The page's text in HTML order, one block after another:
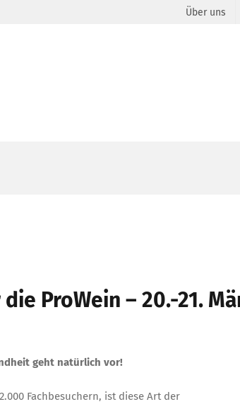
Über uns
ProWein – 20.-21.
geht natürlich vor!
Fachbesuchern, ist diese Art der